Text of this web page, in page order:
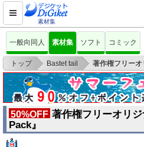
素材集
一般向同人 素材集 ソフト コミック
トップ > Bastet tail > 著作権フリーオ
50%OFF 著作権フリーオリ
Pack』